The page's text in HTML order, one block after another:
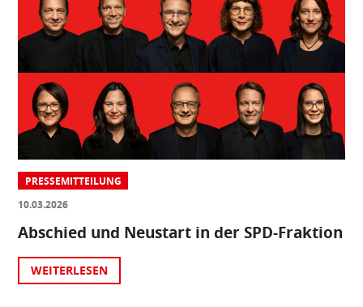
PRESSEMITTEILUNG
10.03.2026
Abschied und Neustart in der SPD-Fraktion
WEITERLESEN